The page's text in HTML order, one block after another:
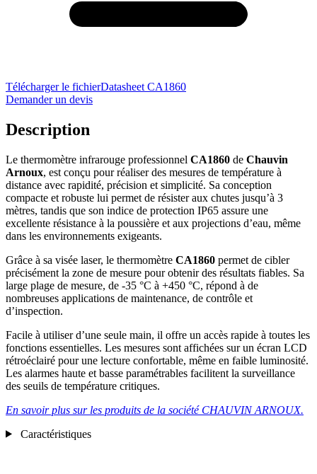
Télécharger le fichierDatasheet CA1860
Demander un devis
Description
Le thermomètre infrarouge professionnel CA1860 de Chauvin
Arnoux, est conçu pour réaliser des mesures de température à
distance avec rapidité, précision et simplicité. Sa conception
compacte et robuste lui permet de résister aux chutes jusqu’à 3
mètres, tandis que son indice de protection IP65 assure une
excellente résistance à la poussière et aux projections d’eau, même
dans les environnements exigeants.
Grâce à sa visée laser, le thermomètre CA1860 permet de cibler
précisément la zone de mesure pour obtenir des résultats fiables. Sa
large plage de mesure, de -35 °C à +450 °C, répond à de
nombreuses applications de maintenance, de contrôle et
d’inspection.
Facile à utiliser d’une seule main, il offre un accès rapide à toutes les
fonctions essentielles. Les mesures sont affichées sur un écran LCD
rétroéclairé pour une lecture confortable, même en faible luminosité.
Les alarmes haute et basse paramétrables facilitent la surveillance
des seuils de température critiques.
En savoir plus sur les produits de la société CHAUVIN ARNOUX.
Caractéristiques